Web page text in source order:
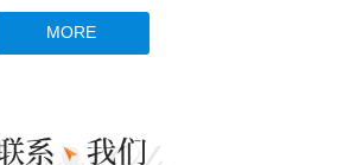
MORE